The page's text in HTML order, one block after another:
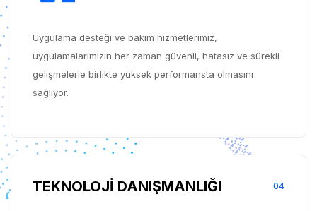
Uygulama desteği ve bakım hizmetlerimiz,
uygulamalarımızın her zaman güvenli, hatasız ve sürekli
gelişmelerle birlikte yüksek performansta olmasını
sağlıyor.
TEKNOLOJİ DANIŞMANLIĞI 04